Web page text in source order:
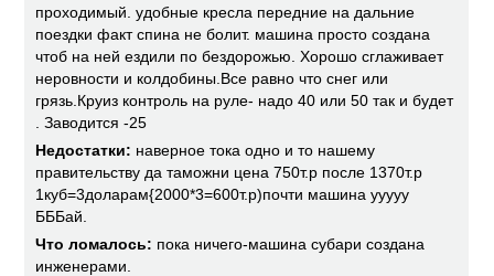
проходимый. удобные кресла передние на дальние
поездки факт спина не болит. машина просто создана
чтоб на ней ездили по бездорожью. Хорошо сглаживает
неровности и колдобины.Все равно что снег или
грязь.Круиз контроль на руле- надо 40 или 50 так и будет
. Заводится -25
Недостатки: наверное тока одно и то нашему
правительству да таможни цена 750т.р после 1370т.р
1куб=3доларам{2000*3=600т.р)почти машина ууууу
БББай.
Что ломалось: пока ничего-машина субари создана
инженерами.